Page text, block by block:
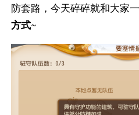
防套路，今天碎碎就和大家
方式~